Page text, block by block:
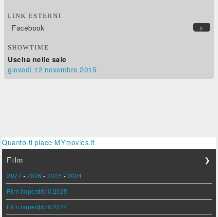
LINK ESTERNI
>
Facebook
SHOWTIME
Uscita nelle sale
giovedì 12 novembre 2015
Quanto ti piace MYmovies.it
Film
❯
2027 - 2026 -2025 - 2024
Film imperdibili 2025
Film imperdibili 2024